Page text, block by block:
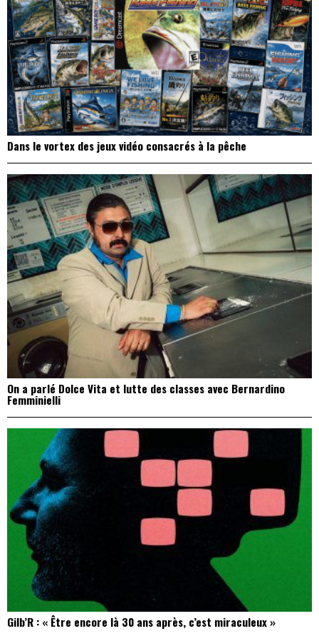
Dans le vortex des jeux vidéo consacrés à la pêche
On a parlé Dolce Vita et lutte des classes avec Bernardino
Femminielli
Gilb’R : « Être encore là 30 ans après, c’est miraculeux »